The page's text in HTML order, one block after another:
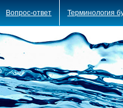
Вопрос-ответ Терминология